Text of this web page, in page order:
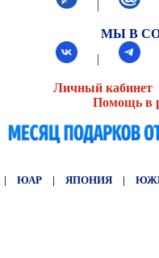
|
МЫ В
|
Личный кабинет
Помощь в
| ЮАР | ЯПОНИЯ |